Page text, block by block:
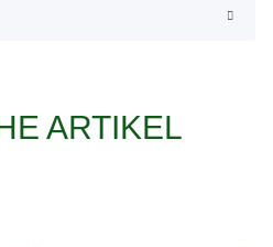
ARTIKEL